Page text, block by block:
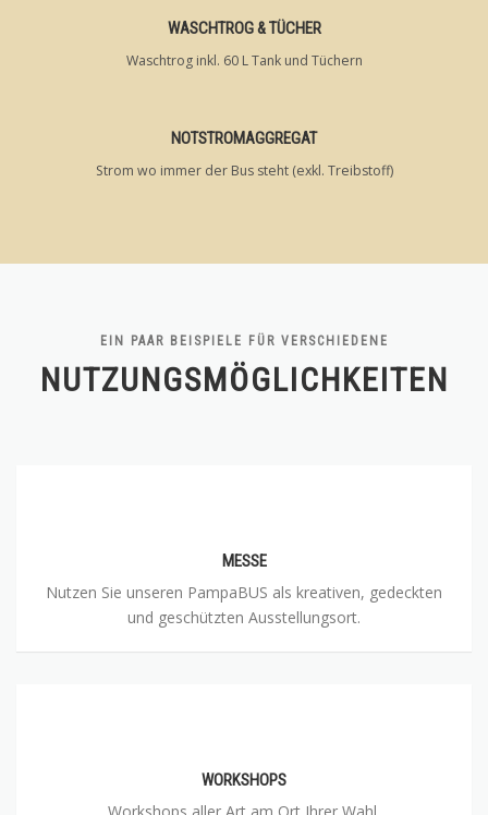
WASCHTROG & TÜCHER
Waschtrog inkl. 60 L Tank und Tüchern
NOTSTROMAGGREGAT
Strom wo immer der Bus steht (exkl. Treibstoff)
EIN PAAR BEISPIELE FÜR VERSCHIEDENE
NUTZUNGSMÖGLICHKEITEN
MESSE
Nutzen Sie unseren PampaBUS als kreativen, gedeckten
und geschützten Ausstellungsort.
WORKSHOPS